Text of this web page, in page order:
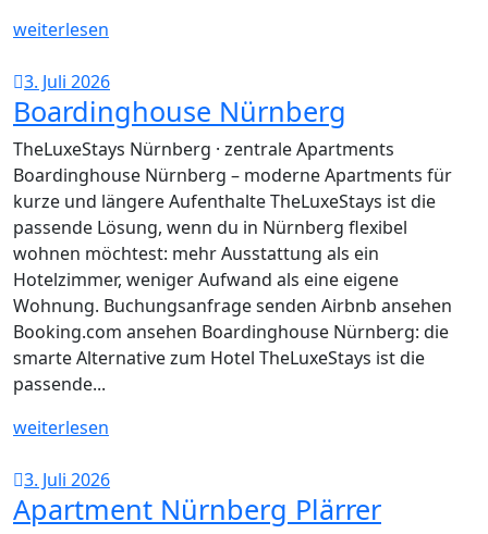
weiterlesen
3. Juli 2026
Boardinghouse Nürnberg
TheLuxeStays Nürnberg · zentrale Apartments
Boardinghouse Nürnberg – moderne Apartments für
kurze und längere Aufenthalte TheLuxeStays ist die
passende Lösung, wenn du in Nürnberg flexibel
wohnen möchtest: mehr Ausstattung als ein
Hotelzimmer, weniger Aufwand als eine eigene
Wohnung. Buchungsanfrage senden Airbnb ansehen
Booking.com ansehen Boardinghouse Nürnberg: die
smarte Alternative zum Hotel TheLuxeStays ist die
passende...
weiterlesen
3. Juli 2026
Apartment Nürnberg Plärrer